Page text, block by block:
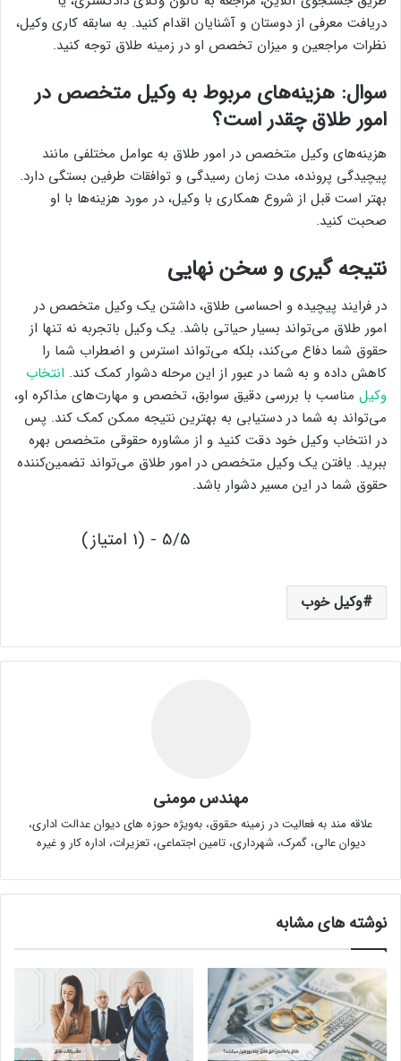
دریافت معرفی از دوستان و آشنایان اقدام کنید. به سابقه کاری وکیل،
نظرات مراجعین و میزان تخصص او در زمینه طلاق توجه کنید.
سوال: هزینه‌های مربوط به وکیل متخصص در
امور طلاق چقدر است؟
هزینه‌های وکیل متخصص در امور طلاق به عوامل مختلفی مانند
پیچیدگی پرونده، مدت زمان رسیدگی و توافقات طرفین بستگی دارد.
بهتر است قبل از شروع همکاری با وکیل، در مورد هزینه‌ها با او
صحبت کنید.
نتیجه گیری و سخن نهایی
در فرایند پیچیده و احساسی طلاق، داشتن یک وکیل متخصص در
امور طلاق می‌تواند بسیار حیاتی باشد. یک وکیل باتجربه نه تنها از
حقوق شما دفاع می‌کند، بلکه می‌تواند استرس و اضطراب شما را
کاهش داده و به شما در عبور از این مرحله دشوار کمک کند. انتخاب
وکیل مناسب با بررسی دقیق سوابق، تخصص و مهارت‌های مذاکره او،
می‌تواند به شما در دستیابی به بهترین نتیجه ممکن کمک کند. پس
در انتخاب وکیل خود دقت کنید و از مشاوره حقوقی متخصص بهره
ببرید. یافتن یک وکیل متخصص در امور طلاق می‌تواند تضمین‌کننده
حقوق شما در این مسیر دشوار باشد.
5/5 - (1 امتیاز)
وکیل خوب
مهندس مومنی
علاقه مند به فعالیت در زمینه حقوق، به‌ویژه حوزه های دیوان عدالت اداری،
دیوان عالی، گمرک، شهرداری، تامین اجتماعی، تعزیرات، اداره کار و غیره
نوشته های مشابه